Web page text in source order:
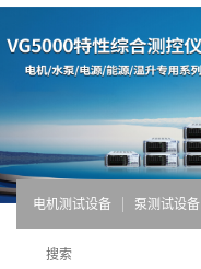
电机测试设备 泵测试设备